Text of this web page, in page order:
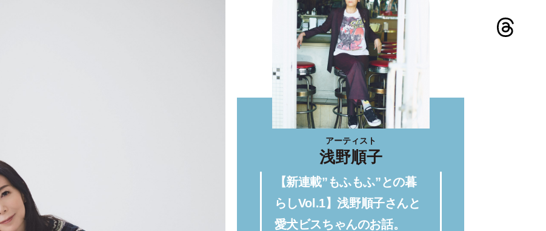
アーティスト
浅野順子
【新連載”もふもふ”との暮
らしVol.1】浅野順子さんと
愛犬ビスちゃんのお話。